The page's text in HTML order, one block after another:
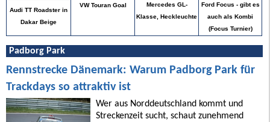
Audi TT Roadster in
Dakar Beige
VW Touran Goal
Mercedes GL-
Klasse, Heckleuchte
Ford Focus - gibt es
auch als Kombi
(Focus Turnier)
Padborg Park
Rennstrecke Dänemark: Warum Padborg Park für
Trackdays so attraktiv ist
Wer aus Norddeutschland kommt und
Streckenzeit sucht, schaut zunehmend